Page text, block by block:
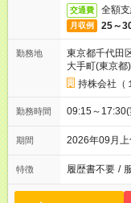
交通費 全額
月収例 25～
勤務地
東京都千代田
大手町(東京
持株会社（
勤務時間 09:15～
期間 2026年09月
特徴 履歴書不要 /